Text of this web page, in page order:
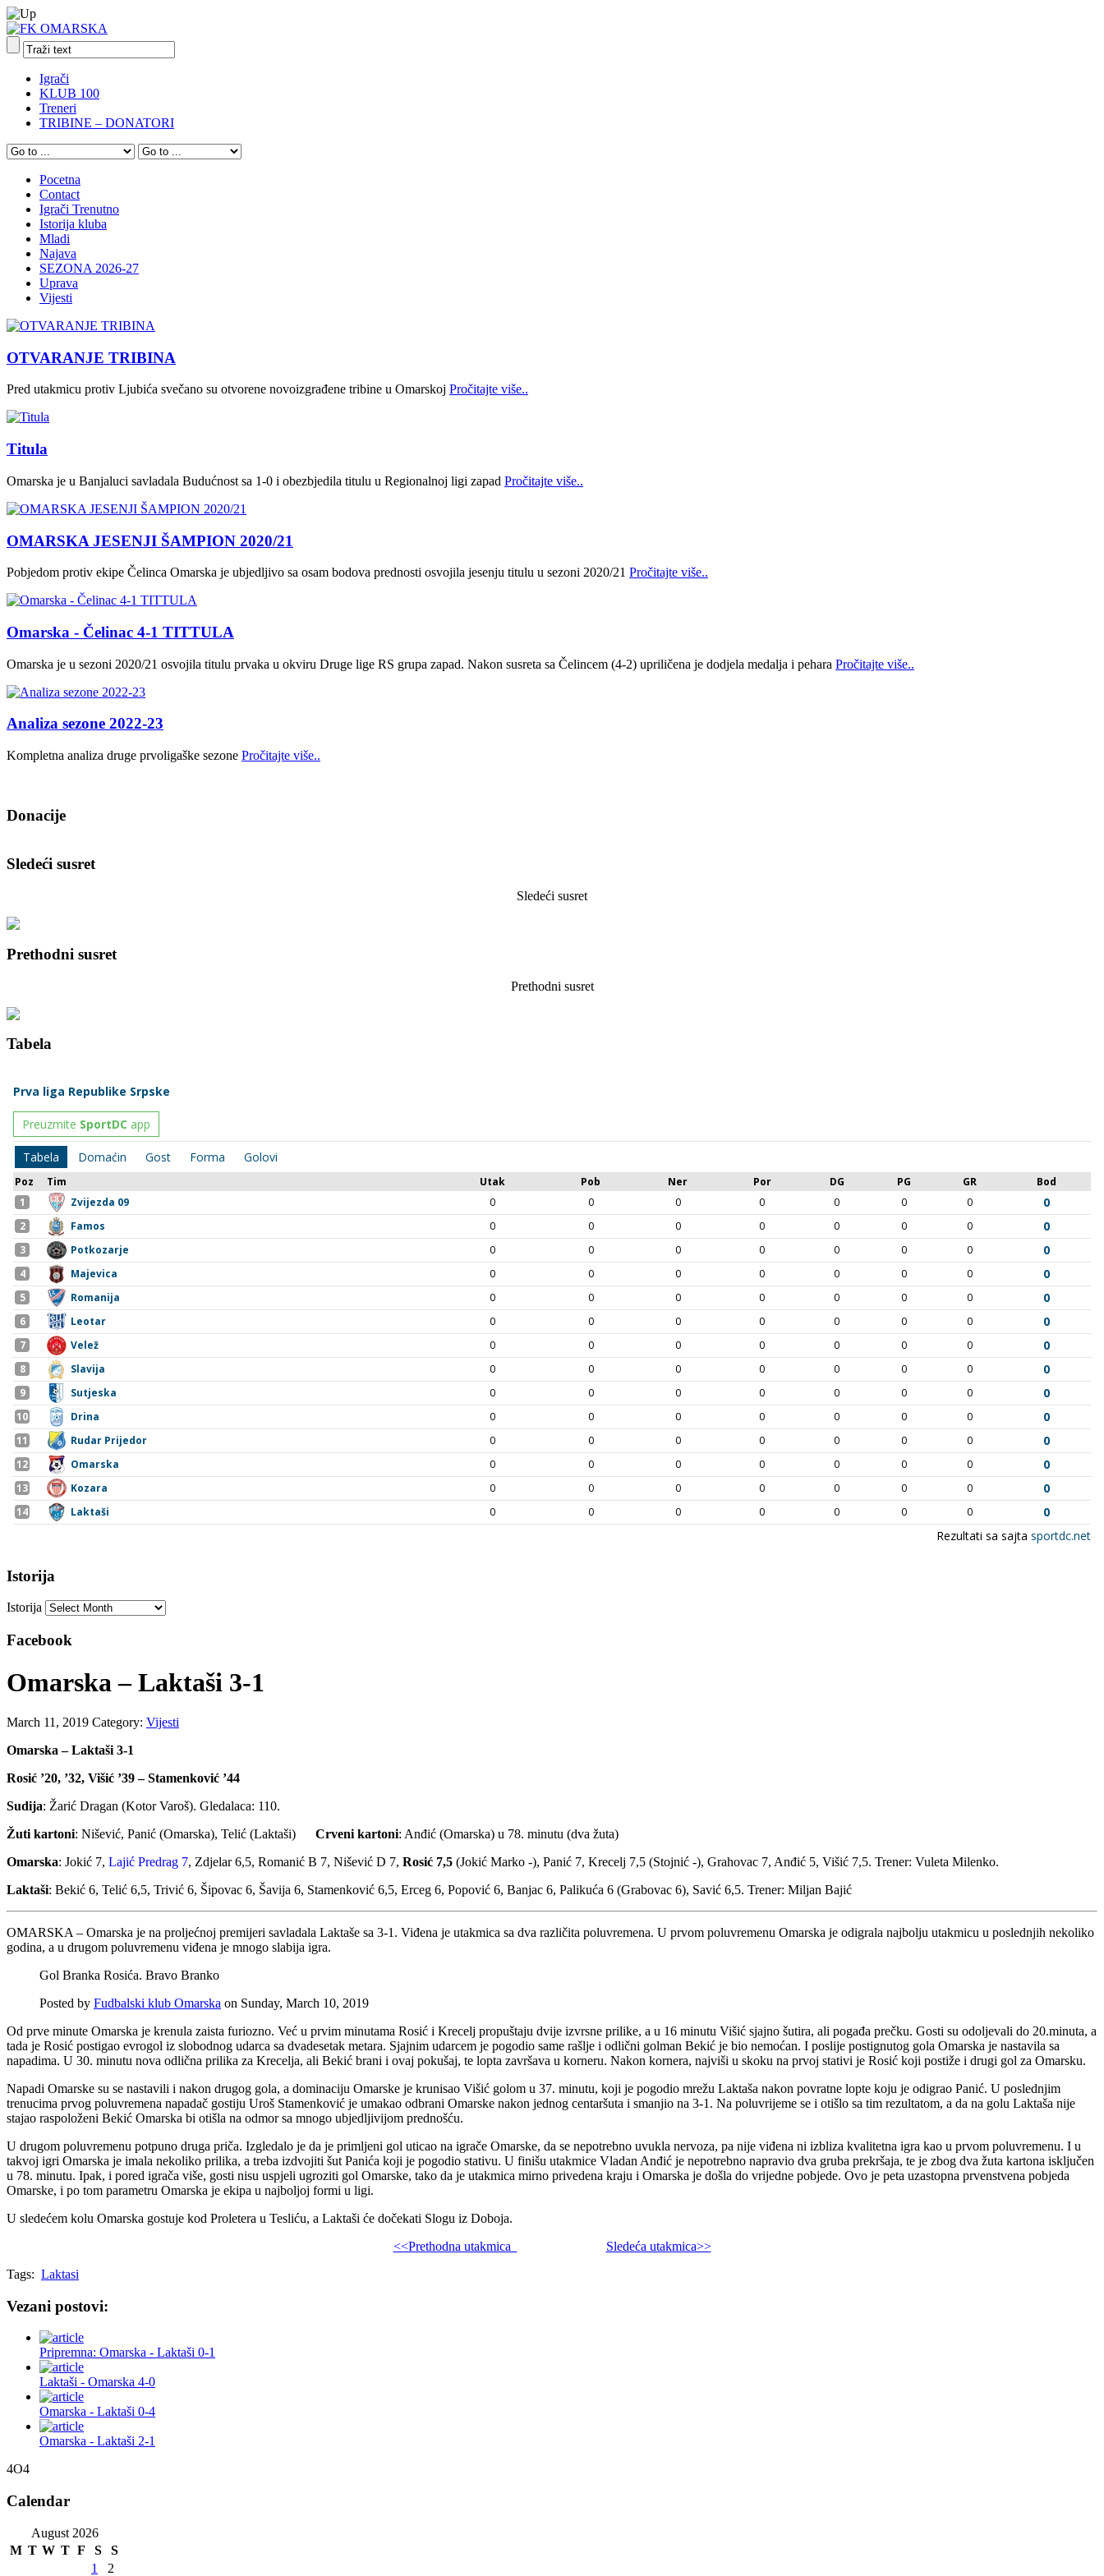
Igrači
KLUB 100
Treneri
TRIBINE – DONATORI
Pocetna
Contact
Igrači Trenutno
Istorija kluba
Mladi
Najava
SEZONA 2026-27
Uprava
Vijesti
OTVARANJE TRIBINA
Pred utakmicu protiv Ljubića svečano su otvorene novoizgrađene tribine u Omarskoj Pročitajte više..
Titula
Omarska je u Banjaluci savladala Budućnost sa 1-0 i obezbjedila titulu u Regionalnoj ligi zapad Pročitajte više..
OMARSKA JESENJI ŠAMPION 2020/21
Pobjedom protiv ekipe Čelinca Omarska je ubjedljivo sa osam bodova prednosti osvojila jesenju titulu u sezoni 2020/21 Pročitajte više..
Omarska - Čelinac 4-1 TITTULA
Omarska je u sezoni 2020/21 osvojila titulu prvaka u okviru Druge lige RS grupa zapad. Nakon susreta sa Čelincem (4-2) upriličena je dodjela medalja i pehara Pročitajte više..
Analiza sezone 2022-23
Kompletna analiza druge prvoligaške sezone Pročitajte više..
Donacije
Sledeći susret
Sledeći susret
Prethodni susret
Prethodni susret
Tabela
Istorija
Istorija
Facebook
Omarska – Laktaši 3-1
March 11, 2019 Category: Vijesti
Omarska – Laktaši 3-1
Rosić ’20, ’32, Višić ’39 – Stamenković ’44
Sudija: Žarić Dragan (Kotor Varoš). Gledalaca: 110.
Žuti kartoni: Nišević, Panić (Omarska), Telić (Laktaši) Crveni kartoni: Anđić (Omarska) u 78. minutu (dva žuta)
Omarska: Jokić 7, Lajić Predrag 7, Zdjelar 6,5, Romanić B 7, Nišević D 7, Rosić 7,5 (Jokić Marko -), Panić 7, Krecelj 7,5 (Stojnić -), Grahovac 7, Anđić 5, Višić 7,5. Trener: Vuleta Milenko.
Laktaši: Bekić 6, Telić 6,5, Trivić 6, Šipovac 6, Šavija 6, Stamenković 6,5, Erceg 6, Popović 6, Banjac 6, Palikuća 6 (Grabovac 6), Savić 6,5. Trener: Miljan Bajić
OMARSKA – Omarska je na proljećnoj premijeri savladala Laktaše sa 3-1. Viđena je utakmica sa dva različita poluvremena. U prvom poluvremenu Omarska je odigrala najbolju utakmicu u poslednjih nekoliko
godina, a u drugom poluvremenu viđena je mnogo slabija igra.
Gol Branka Rosića. Bravo Branko
Posted by Fudbalski klub Omarska on Sunday, March 10, 2019
Od prve minute Omarska je krenula zaista furiozno. Već u prvim minutama Rosić i Krecelj propuštaju dvije izvrsne prilike, a u 16 minutu Višić sjajno šutira, ali pogađa prečku. Gosti su odoljevali do 20.minuta, a
tada je Rosić postigao evrogol iz slobodnog udarca sa dvadesetak metara. Sjajnim udarcem je pogodio same rašlje i odlični golman Bekić je bio nemoćan. I poslije postignutog gola Omarska je nastavila sa
napadima. U 30. minutu nova odlična prilika za Krecelja, ali Bekić brani i ovaj pokušaj, te lopta završava u korneru. Nakon kornera, najviši u skoku na prvoj stativi je Rosić koji postiže i drugi gol za Omarsku.
Napadi Omarske su se nastavili i nakon drugog gola, a dominaciju Omarske je krunisao Višić golom u 37. minutu, koji je pogodio mrežu Laktaša nakon povratne lopte koju je odigrao Panić. U poslednjim
trenucima prvog poluvremena napadač gostiju Uroš Stamenković je umakao odbrani Omarske nakon jednog centaršuta i smanjio na 3-1. Na poluvrijeme se i otišlo sa tim rezultatom, a da na golu Laktaša nije
stajao raspoloženi Bekić Omarska bi otišla na odmor sa mnogo ubjedljivijom prednošću.
U drugom poluvremenu potpuno druga priča. Izgledalo je da je primljeni gol uticao na igrače Omarske, da se nepotrebno uvukla nervoza, pa nije viđena ni izbliza kvalitetna igra kao u prvom poluvremenu. I u
takvoj igri Omarska je imala nekoliko prilika, a treba izdvojiti šut Panića koji je pogodio stativu. U finišu utakmice Vladan Anđić je nepotrebno napravio dva gruba prekršaja, te je zbog dva žuta kartona isključen
u 78. minutu. Ipak, i pored igrača više, gosti nisu uspjeli ugroziti gol Omarske, tako da je utakmica mirno privedena kraju i Omarska je došla do vrijedne pobjede. Ovo je peta uzastopna prvenstvena pobjeda
Omarske, i po tom parametru Omarska je ekipa u najboljoj formi u ligi.
U sledećem kolu Omarska gostuje kod Proletera u Tesliću, a Laktaši će dočekati Slogu iz Doboja.
<<Prethodna utakmica
Sledeća utakmica>>
Tags: Laktasi
Vezani postovi:
Pripremna: Omarska - Laktaši 0-1
Laktaši - Omarska 4-0
Omarska - Laktaši 0-4
Omarska - Laktaši 2-1
4O4
Calendar
August 2026
M T W T F S
S
1
2